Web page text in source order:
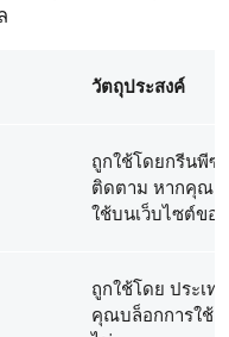
วัตถุประสงค์
ถูกใช้โดยกรีนพีซ
ติดตาม หากคุณย
ใช้บนเว็บไซต์ของ
ถูกใช้โดย ประเท
คุณบล็อกการใช้คุ